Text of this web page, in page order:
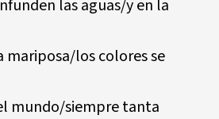
las aguas/y en la
mariposa/los colores se
mundo/siempre tanta